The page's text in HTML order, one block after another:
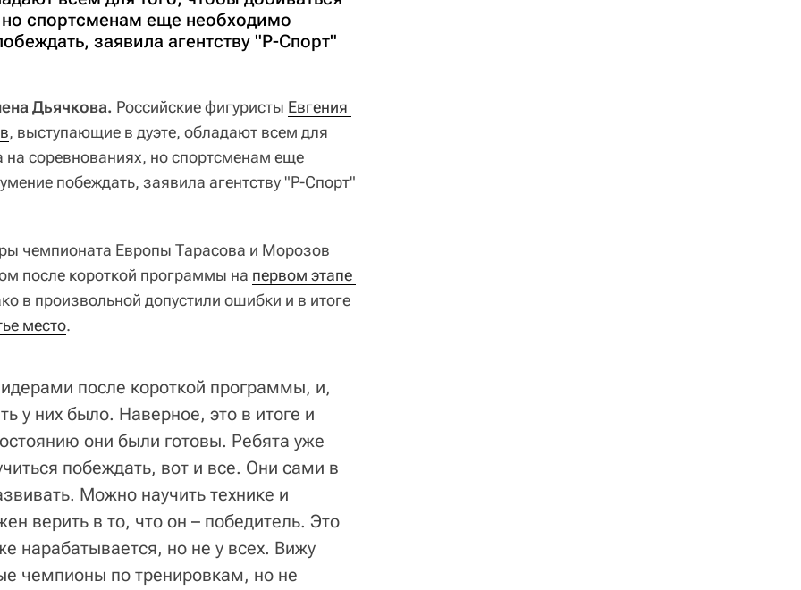
но спортсменам еще необходимо
заявила агентству "Р-Спорт"
Дьячкова. Российские фигуристы Евгения
, выступающие в дуэте, обладают всем для
на соревнованиях, но спортсменам еще
побеждать, заявила агентству "Р-Спорт"
чемпионата Европы Тарасова и Морозов
после короткой программы на первом этапе
в произвольной допустили ошибки и в итоге
место.
после короткой программы, и,
у них было. Наверное, это в итоге и
они были готовы. Ребята уже
побеждать, вот и все. Они сами в
Можно научить технике и
верить в то, что он – победитель. Это
нарабатывается, но не у всех. Вижу
чемпионы по тренировкам, но не